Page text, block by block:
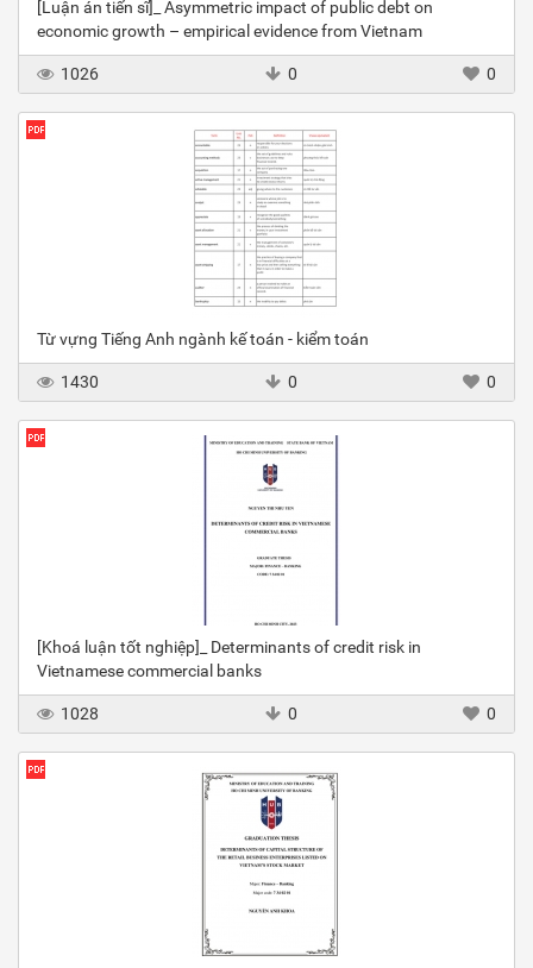
[Luận án tiến sĩ]_ Asymmetric impact of public debt on
economic growth – empirical evidence from Vietnam
1026 0 0
Từ vựng Tiếng Anh ngành kế toán - kiểm toán
1430 0 0
[Khoá luận tốt nghiệp]_ Determinants of credit risk in
Vietnamese commercial banks
1028 0 0